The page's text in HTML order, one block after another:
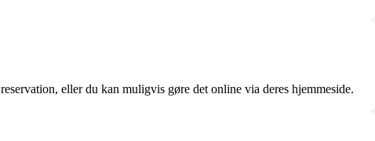
eller du kan muligvis gøre det online via deres hjemmeside.